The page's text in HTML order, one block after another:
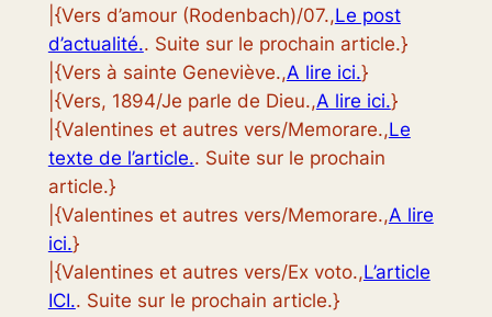
|{Vers d’amour (Rodenbach)/07.,Le post
d’actualité.. Suite sur le prochain article.}
|{Vers à sainte Geneviève.,A lire ici.}
|{Vers, 1894/Je parle de Dieu.,A lire ici.}
|{Valentines et autres vers/Memorare.,Le
texte de l’article.. Suite sur le prochain
article.}
|{Valentines et autres vers/Memorare.,A lire
ici.}
|{Valentines et autres vers/Ex voto.,L’article
ICI.. Suite sur le prochain article.}